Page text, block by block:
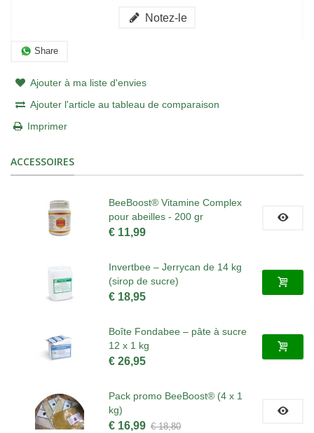
Notez-le
Share
Ajouter à ma liste d'envies
Ajouter l'article au tableau de comparaison
Imprimer
ACCESSOIRES
BeeBoost® Vitamine Complex
pour abeilles - 200 gr
€ 11,99
Invertbee – Jerrycan de 14 kg
(sirop de sucre)
€ 18,95
Boîte Fondabee – pâte à sucre
12 x 1 kg
€ 26,95
Pack promo BeeBoost® (4 x 1
kg)
€ 16,99 € 18,80